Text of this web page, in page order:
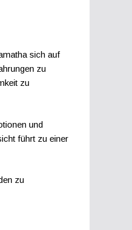
sich auf
zu
zu
und
führt zu einer
zu